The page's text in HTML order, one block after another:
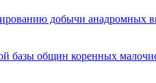
добычи анадромных
базы общин коренных